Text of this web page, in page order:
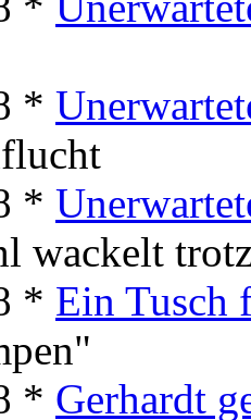
*
*
wackelt
* Ein Tusch
* Gerhardt